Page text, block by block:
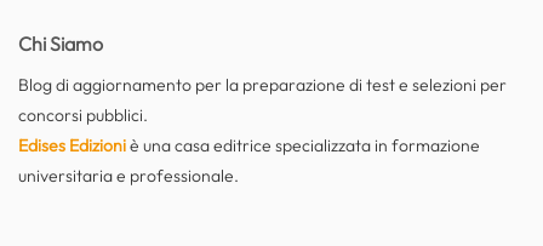
Chi Siamo
Blog di aggiornamento per la preparazione di test e selezioni per
concorsi pubblici.
Edises Edizioniè una casa editrice specializzata in formazione
universitaria e professionale.